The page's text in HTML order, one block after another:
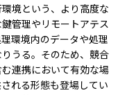
境という、より高度な
管理やリモートアテス
環境内のデータや処理
うる。そのため、競合
連携において有効な場
れる形態も登場してい